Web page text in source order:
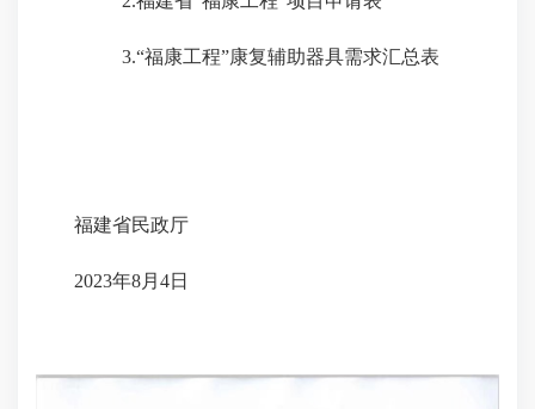
3.“福康工程”康复辅助器具需求汇总表
福建省民政厅
2023年8月4日